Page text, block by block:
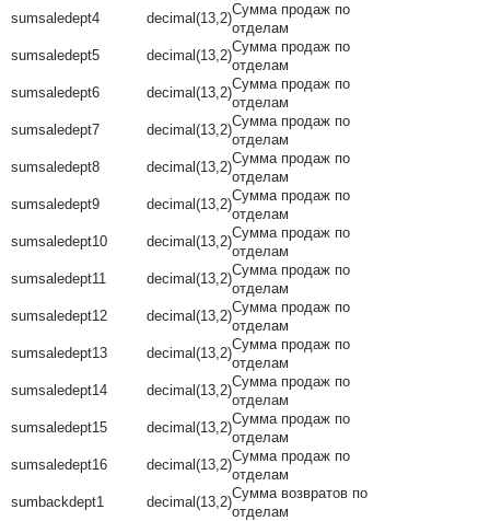
sumsaledept4
decimal(13,2)
Сумма продаж по
отделам
sumsaledept5
decimal(13,2)
Сумма продаж по
отделам
sumsaledept6
decimal(13,2)
Сумма продаж по
отделам
sumsaledept7
decimal(13,2)
Сумма продаж по
отделам
sumsaledept8
decimal(13,2)
Сумма продаж по
отделам
sumsaledept9
decimal(13,2)
Сумма продаж по
отделам
sumsaledept10
decimal(13,2)
Сумма продаж по
отделам
sumsaledept11
decimal(13,2)
Сумма продаж по
отделам
sumsaledept12
decimal(13,2)
Сумма продаж по
отделам
sumsaledept13
decimal(13,2)
Сумма продаж по
отделам
sumsaledept14
decimal(13,2)
Сумма продаж по
отделам
sumsaledept15
decimal(13,2)
Сумма продаж по
отделам
sumsaledept16
decimal(13,2)
Сумма продаж по
отделам
sumbackdept1
decimal(13,2)
Сумма возвратов по
отделам